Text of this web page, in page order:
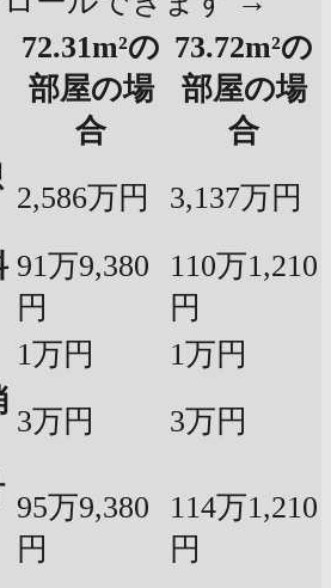
72.31m²の
部屋の場
合
73.72m²の
部屋の場
合
2,586万円
3,137万円
91万9,380
円
110万1,210
円
1万円
1万円
3万円
3万円
95万9,380
円
114万1,210
円